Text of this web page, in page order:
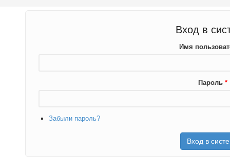
Вход в
Имя
Пароль *
Забыли пароль?